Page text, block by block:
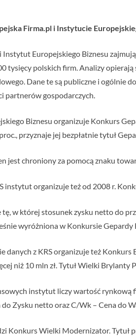
Firma.pl i Instytucie
Europejskiego Biznesu
tysięcy polskich firm. Analizy
Dane te są publiczne i ogólnie
partnerów gospodarczych.
Biznesu organizuje Konkurs
przyznaje jej bezpłatnie tytuł
jest chroniony za pomocą znaku
instytut organizuje też od 2008 r.
w której stosunek zysku netto do
wyróżniona w Konkursie
danych z KRS organizuje też
niż 10 mln zł. Tytuł Wielki
instytut liczy wartość rynkową
do Zysku netto oraz C/Wk – Cena do
Konkurs Wielki Modernizator. Tytuł